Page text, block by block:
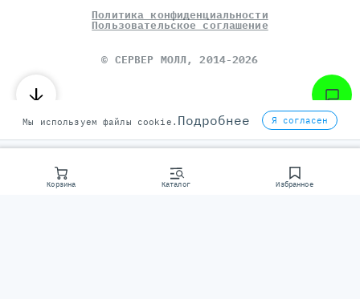
Корзина Каталог Избранное
Политика конфиденциальности
Пользовательское соглашение
© СЕРВЕР МОЛЛ, 2014-2026
Мы используем файлы cookie. Подробнее Я согласен